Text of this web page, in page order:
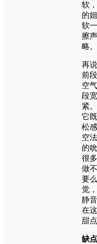
软
的
软
擦
略。
再
前
空
段
紧
它
松
空
的
很
做
要
觉
静
在
甜点
缺